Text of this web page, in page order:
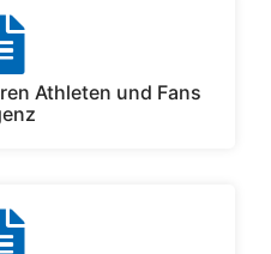
Athleten und Fans